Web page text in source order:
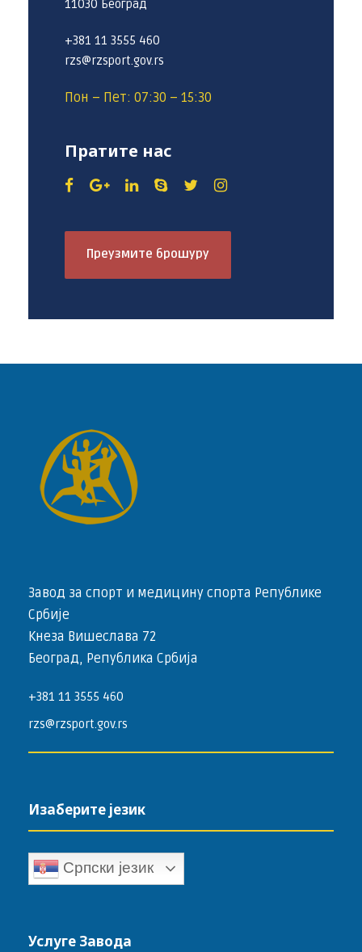
11030 Београд
+381 11 3555 460
rzs@rzsport.gov.rs
Пон – Пет: 07:30 – 15:30
Пратите нас
Преузмите брошуру
Завод за спорт и медицину спорта Републике
Србије
Кнеза Вишеслава 72
Београд, Република Србија
+381 11 3555 460
rzs@rzsport.gov.rs
Изаберите језик
Српски језик
Услуге Завода